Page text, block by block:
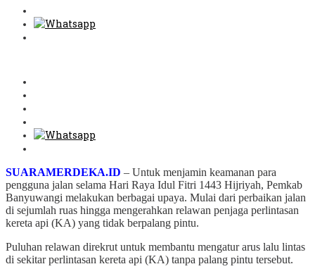
SUARAMERDEKA.ID – Untuk menjamin keamanan para
pengguna jalan selama Hari Raya Idul Fitri 1443 Hijriyah, Pemkab
Banyuwangi melakukan berbagai upaya. Mulai dari perbaikan jalan
di sejumlah ruas hingga mengerahkan relawan penjaga perlintasan
kereta api (KA) yang tidak berpalang pintu.
Puluhan relawan direkrut untuk membantu mengatur arus lalu lintas
di sekitar perlintasan kereta api (KA) tanpa palang pintu tersebut.